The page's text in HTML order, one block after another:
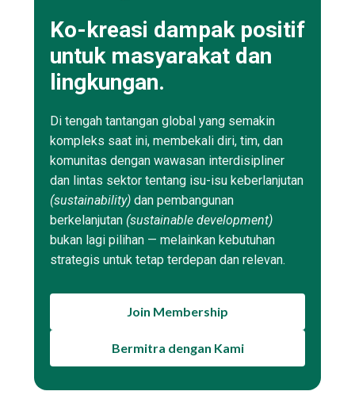
Ko-kreasi dampak positif
untuk masyarakat dan
lingkungan.
Di tengah tantangan global yang semakin
kompleks saat ini, membekali diri, tim, dan
komunitas dengan wawasan interdisipliner
dan lintas sektor tentang isu-isu keberlanjutan
(sustainability) dan pembangunan
berkelanjutan (sustainable development)
bukan lagi pilihan — melainkan kebutuhan
strategis untuk tetap terdepan dan relevan.
Join Membership
Bermitra dengan Kami